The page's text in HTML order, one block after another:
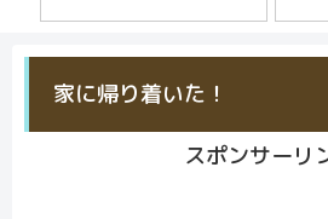
家に帰り着いた！
スポンサーリ